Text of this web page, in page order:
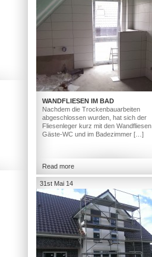
WANDFLIESEN IM BAD
Nachdem die Trockenbauarbeiten
abgeschlossen wurden, hat sich der
Fliesenleger kurz mit den
Gäste-WC und im Badezimmer […]
Read more
31st Mai 14